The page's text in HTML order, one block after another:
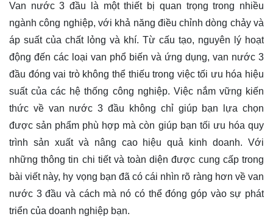
Van nước 3 đầu là một thiết bị quan trọng trong nhiều
ngành công nghiệp, với khả năng điều chỉnh dòng chảy và
áp suất của chất lỏng và khí. Từ cấu tạo, nguyên lý hoạt
động đến các loại van phổ biến và ứng dụng, van nước 3
đầu đóng vai trò không thể thiếu trong việc tối ưu hóa hiệu
suất của các hệ thống công nghiệp. Việc nắm vững kiến
thức về van nước 3 đầu không chỉ giúp bạn lựa chọn
được sản phẩm phù hợp mà còn giúp bạn tối ưu hóa quy
trình sản xuất và nâng cao hiệu quả kinh doanh. Với
những thông tin chi tiết và toàn diện được cung cấp trong
bài viết này, hy vọng bạn đã có cái nhìn rõ ràng hơn về van
nước 3 đầu và cách mà nó có thể đóng góp vào sự phát
triển của doanh nghiệp bạn.